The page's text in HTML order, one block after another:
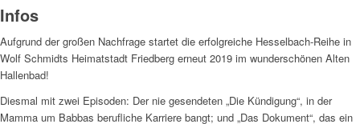
Infos
Aufgrund der großen Nachfrage startet die erfolgreiche Hesselbach-Reihe in
Wolf Schmidts Heimatstadt Friedberg erneut 2019 im wunderschönen Alten
Hallenbad!
Diesmal mit zwei Episoden: Der nie gesendeten „Die Kündigung“, in der
Mamma um Babbas berufliche Karriere bangt; und „Das Dokument“, das ein